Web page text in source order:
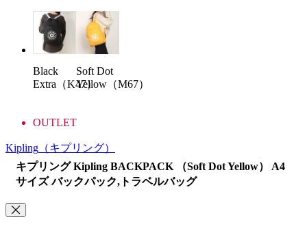
Black
Extra（K47）
Soft Dot
Yellow（M67）
OUTLET
Kipling （キプリング）
キプリング Kipling BACKPACK （Soft Dot Yellow） A4
サイズ バックパック,トラベルバッグ